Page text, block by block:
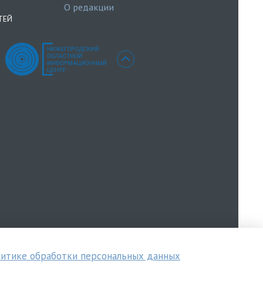
О редакции
обработки персональных данных